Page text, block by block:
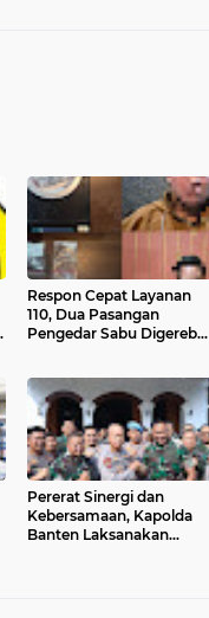
Respon Cepat Layanan
110, Dua Pasangan
Pengedar Sabu Digerebek
Pererat Sinergi dan
Kebersamaan, Kapolda
Banten Laksanakan